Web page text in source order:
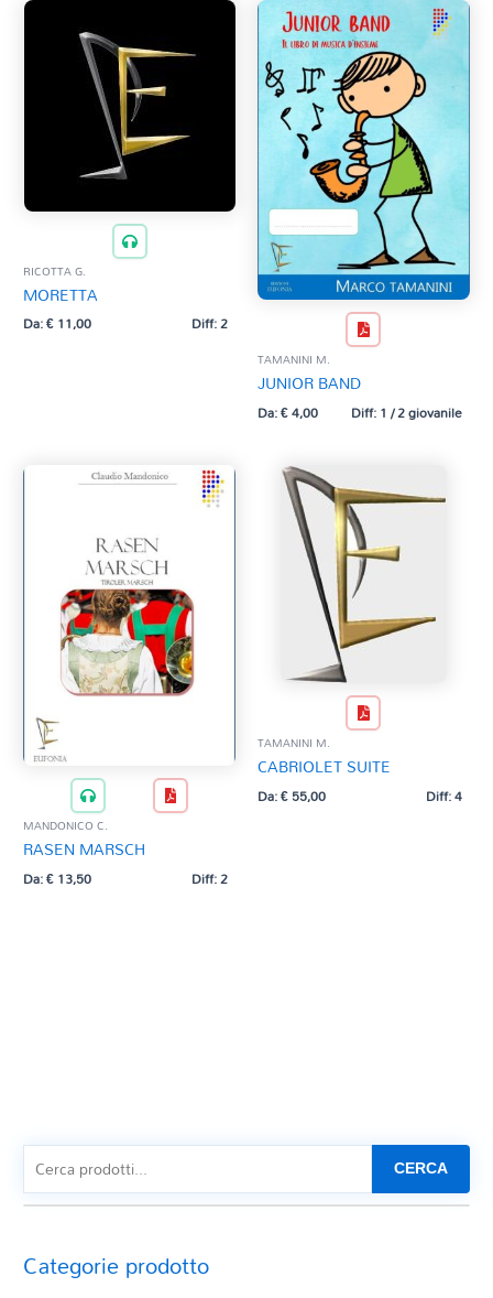
RICOTTA G.
MORETTA
Da:€11,00 Diff: 2
TAMANINI M.
JUNIOR BAND
Da:€4,00 Diff: 1 / 2 giovanile
MANDONICO C.
RASEN MARSCH
Da:€13,50 Diff: 2
TAMANINI M.
CABRIOLET SUITE
Da:€55,00 Diff: 4
CERCA
Categorie prodotto